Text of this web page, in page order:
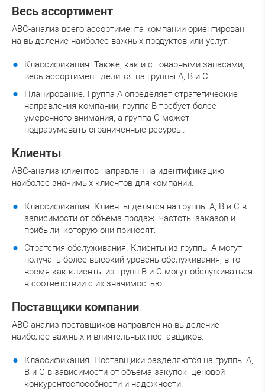
Весь ассортимент
ABC-анализ всего ассортимента компании ориентирован
на выделение наиболее важных продуктов или услуг.
Классификация. Также, как и с товарными запасами,
весь ассортимент делится на группы A, B и C.
Планирование. Группа A определяет стратегические
направления компании, группа B требует более
умеренного внимания, а группа C может
подразумевать ограниченные ресурсы.
Клиенты
ABC-анализ клиентов направлен на идентификацию
наиболее значимых клиентов для компании.
Классификация. Клиенты делятся на группы A, B и C в
зависимости от объема продаж, частоты заказов и
прибыли, которую они приносят.
Стратегия обслуживания. Клиенты из группы A могут
получать более высокий уровень обслуживания, в то
время как клиенты из групп B и C могут обслуживаться
в соответствии с их значимостью.
Поставщики компании
ABC-анализ поставщиков направлен на выделение
наиболее важных и влиятельных поставщиков.
Классификация. Поставщики разделяются на группы A,
B и C в зависимости от объема закупок, ценовой
конкурентоспособности и надежности.